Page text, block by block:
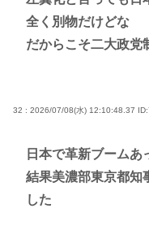
全く別物だけどな
だからこそ二大政党
32 : 2026/07/08(水) 12:10:48.37
日本で革新ブームあ
結果美濃部東京都知
した